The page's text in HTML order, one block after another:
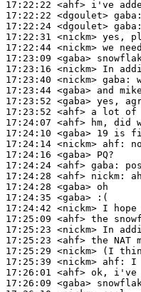
17:22:22 <ahf>
17:22:22 <dgoulet> gaba:
17:22:24 <dgoulet> gaba:
17:22:31 <nickm>
17:22:44 <nickm>
17:23:09 <gaba>
17:23:16 <nickm>
17:23:40 <nickm> gaba:
17:23:44 <gaba>
17:23:52 <gaba>
17:23:52 <ahf>
17:24:07 <ahf>
17:24:10 <gaba>
17:24:14 <nickm> ahf:
17:24:16 <gaba>
17:24:24 <ahf> gaba:
17:24:28 <ahf> nickm:
17:24:28 <gaba>
17:24:35 <gaba>
17:24:42 <nickm>
17:25:09 <ahf>
17:25:23 <nickm>
17:25:23 <ahf>
17:25:29 <nickm>
17:25:39 <nickm> ahf:
17:26:01 <ahf>
17:26:09 <gaba>